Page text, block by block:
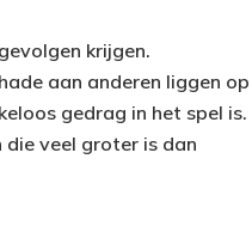
krijgen.
aan anderen liggen op
gedrag in het spel is.
die veel groter is dan